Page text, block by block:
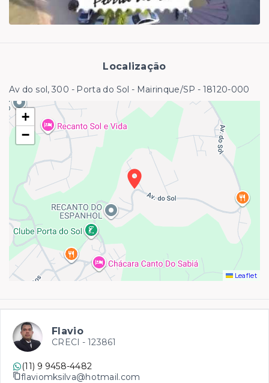
Localização
Av do sol, 300 - Porta do Sol - Mairinque/SP - 18120-000
+
−
Leaflet
Flavio
CRECI - 123861
(11) 9 9458-4482
flaviomksilva@hotmail.com